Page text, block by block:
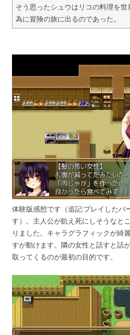
そう思ったシュウはリコの料理を
為に冒険の旅に出るのであった。
体験版感想です（追記:プレイしたバ
す）。主人公が飢え死にしそうなと
りました。キャラグラフィックが綺
すが動けます。隣の女性と話すと話
取ってくるのが最初の目的です。